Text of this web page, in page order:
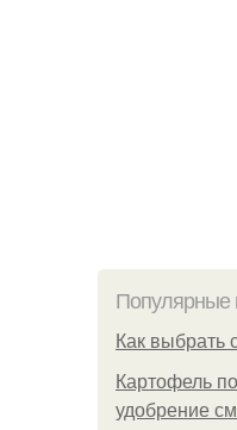
Популярные
Как выбрать
Картофель
удобрение